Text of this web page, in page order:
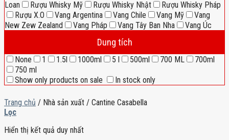
Loan Rượu Whisky Mỹ Rượu Whisky Nhật
Rượu Whisky Pháp
Rượu X.O
Vang Argentina Vang Chile Vang Mỹ
Vang
New Zew Zealand
Vang Pháp Vang Tây Ban Nha Vang Úc
Dung tích
None 1 1.5l 1000ml 5 l 500ml 700 ML
700ml
750 ml
Show only products on sale
In stock only
Trang chủ / Nhà sản xuất / Cantine Casabella
Lọc
Hiển thị kết quả duy nhất